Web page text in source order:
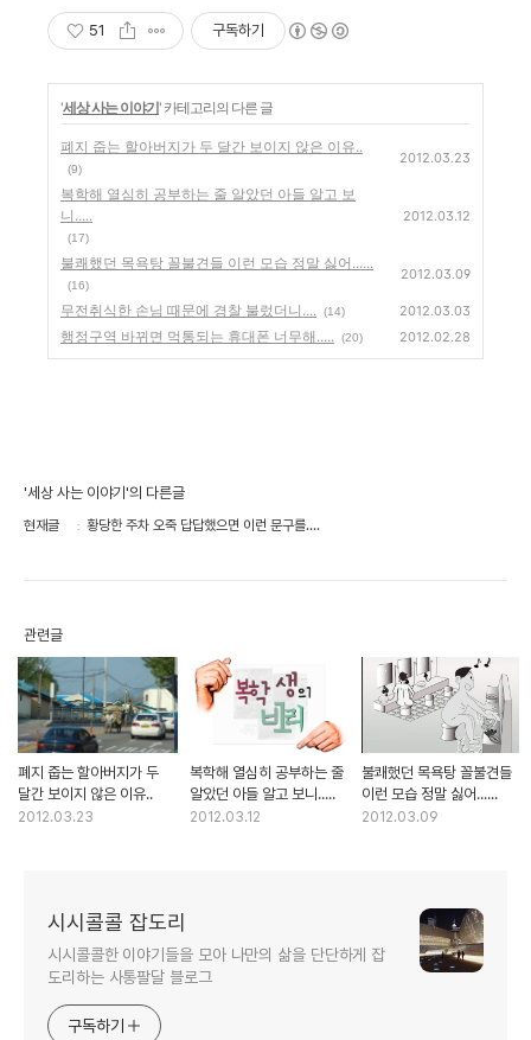
51 구독하기
'세상 사는 이야기' 카테고리의 다른 글
폐지 줍는 할아버지가 두 달간 보이지 않은 이유..
(9)
2012.03.23
복학해 열심히 공부하는 줄 알았던 아들 알고 보
니.....
(17)
2012.03.12
불쾌했던 목욕탕 꼴불견들 이런 모습 정말 싫어......
(16)
2012.03.09
무전취식한 손님 때문에 경찰 불렀더니.... (14) 2012.03.03
행정구역 바뀌면 먹통되는 휴대폰 너무해..... (20) 2012.02.28
'세상 사는 이야기'의 다른글
현재글 황당한 주차 오죽 답답했으면 이런 문구를....
관련글
폐지 줍는 할아버지가 두
달간 보이지 않은 이유..
2012.03.23
복학해 열심히 공부하는 줄
알았던 아들 알고 보니.....
2012.03.12
불쾌했던 목욕탕 꼴불견들
이런 모습 정말 싫어......
2012.03.09
시시콜콜 잡도리
시시콜콜한 이야기들을 모아 나만의 삶을 단단하게 잡
도리하는 사통팔달 블로그
구독하기